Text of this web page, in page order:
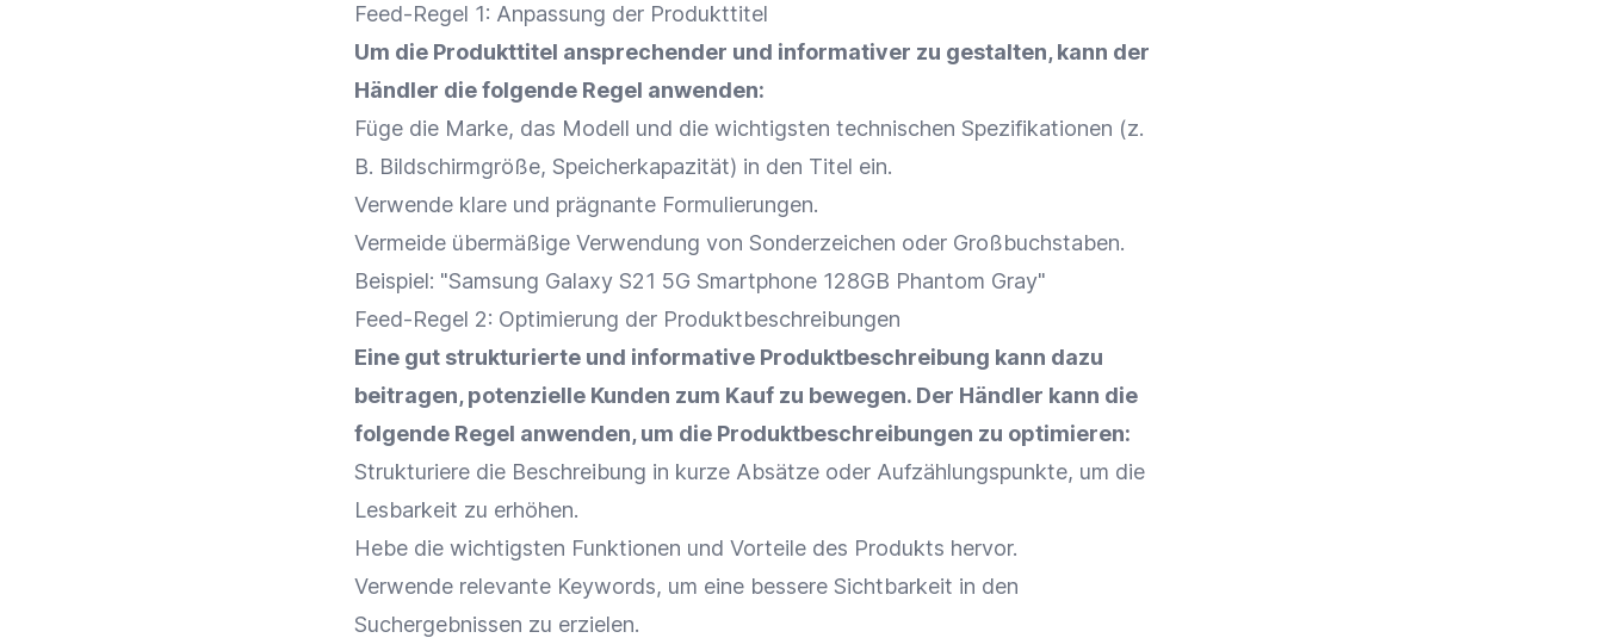
Feed-Regel 1: Anpassung der Produkttitel
Um die Produkttitel ansprechender und informativer zu gestalten, kann der
Händler die folgende Regel anwenden:
Füge die Marke, das Modell und die wichtigsten technischen Spezifikationen (z.
B. Bildschirmgröße, Speicherkapazität) in den Titel ein.
Verwende klare und prägnante Formulierungen.
Vermeide übermäßige Verwendung von Sonderzeichen oder Großbuchstaben.
Beispiel: "Samsung Galaxy S21 5G Smartphone 128GB Phantom Gray"
Feed-Regel 2: Optimierung der Produktbeschreibungen
Eine gut strukturierte und informative Produktbeschreibung kann dazu
beitragen,potenzielle Kunden zum Kauf zu bewegen. Der Händler kann die
folgende Regel anwenden, um die Produktbeschreibungen zu optimieren:
Strukturiere die Beschreibung in kurze Absätze oder Aufzählungspunkte, um die
Lesbarkeit zu erhöhen.
Hebe die wichtigsten Funktionen und Vorteile des Produkts hervor.
Verwende relevante Keywords, um eine bessere Sichtbarkeit in den
Suchergebnissen zu erzielen.